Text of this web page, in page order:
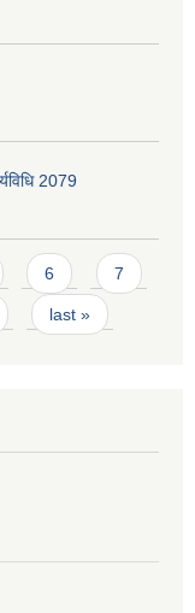
2079
6 7
last »